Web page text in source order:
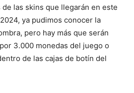
las skins que llegarán en este
ya pudimos conocer la
pero hay más que serán
3.000 monedas del juego o
de las cajas de botín del